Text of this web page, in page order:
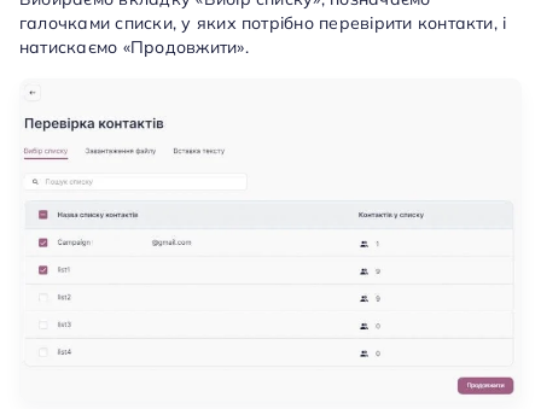
галочками списки, у яких потрібно перевірити контакти, і
натискаємо «Продовжити».